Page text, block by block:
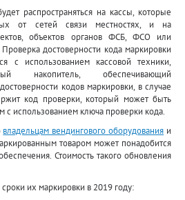
распространяться на кассы, которые
от сетей связи местностях, и на
объектов органов ФСБ, ФСО или
достоверности кода маркировки
с использованием кассовой техники,
накопитель, обеспечивающий
кодов маркировки, в случае
код проверки, который может быть
с использованием ключа проверки кода.
владельцам вендингового оборудования и
товаром может понадобится
Стоимость такого обновления
их маркировки в 2019 году: